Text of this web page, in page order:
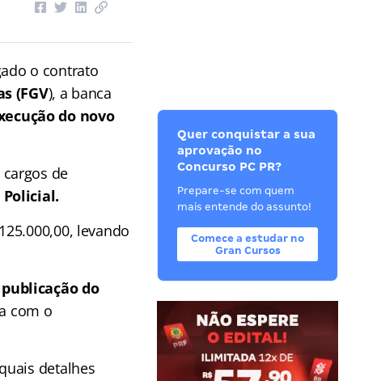
o contrato
(FGV), a banca
do novo
de
Policial.
levando
do
com o
detalhes
Quer conquistar a sua
aprovação no
Concurso PC PR?
Prepare-se com quem
mais entende do assunto!
Comece a estudar no
Gran Cursos